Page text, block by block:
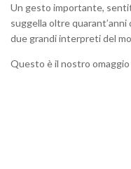
Un gesto importante,
suggella oltre
due grandi interpreti del
Questo è il nostro omaggio